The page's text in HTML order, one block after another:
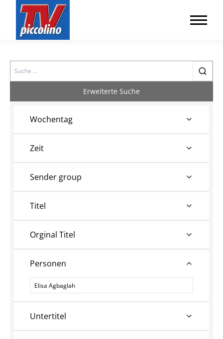
Search
Erweiterte Suche
Wochentag
Zeit
Sender group
Titel
Orginal Titel
Personen
Personen
Untertitel